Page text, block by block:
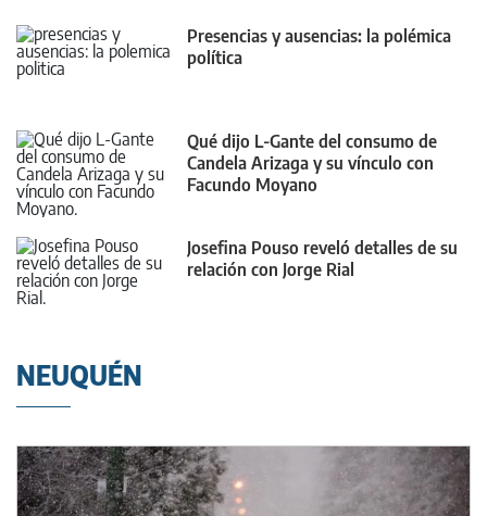
Presencias y ausencias: la polémica
política
Qué dijo L-Gante del consumo de
Candela Arizaga y su vínculo con
Facundo Moyano
Josefina Pouso reveló detalles de su
relación con Jorge Rial
NEUQUÉN